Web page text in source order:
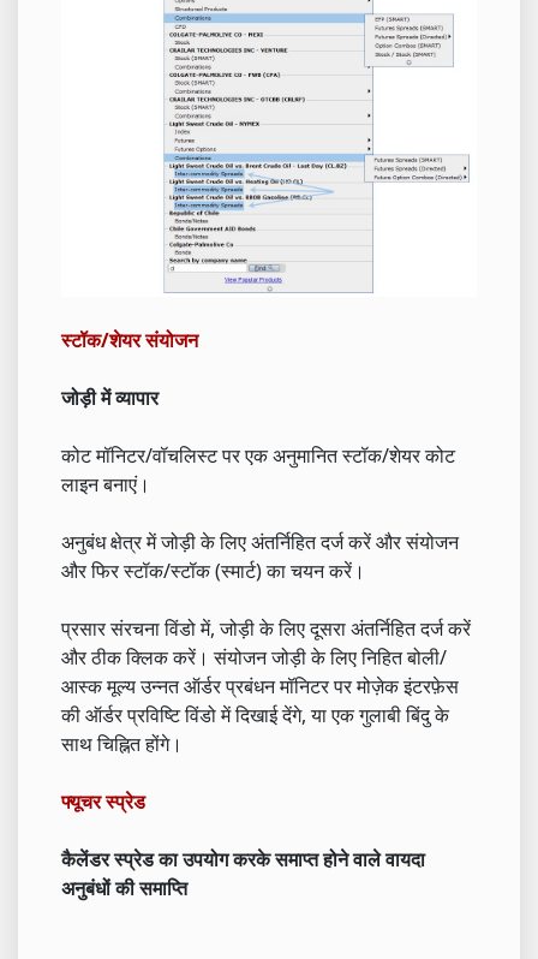
स्टॉक/शेयर संयोजन
जोड़ी में व्यापार
कोट मॉनिटर/वॉचलिस्ट पर एक अनुमानित स्टॉक/शेयर कोट
लाइन बनाएं।
अनुबंध क्षेत्र में जोड़ी के लिए अंतर्निहित दर्ज करें और संयोजन
और फिर स्टॉक/स्टॉक (स्मार्ट) का चयन करें।
प्रसार संरचना विंडो में, जोड़ी के लिए दूसरा अंतर्निहित दर्ज करें
और ठीक क्लिक करें। संयोजन जोड़ी के लिए निहित बोली/
आस्क मूल्य उन्नत ऑर्डर प्रबंधन मॉनिटर पर मोज़ेक इंटरफ़ेस
की ऑर्डर प्रविष्टि विंडो में दिखाई देंगे, या एक गुलाबी बिंदु के
साथ चिह्नित होंगे।
फ्यूचर स्प्रेड
कैलेंडर स्प्रेड का उपयोग करके समाप्त होने वाले वायदा
अनुबंधों की समाप्ति